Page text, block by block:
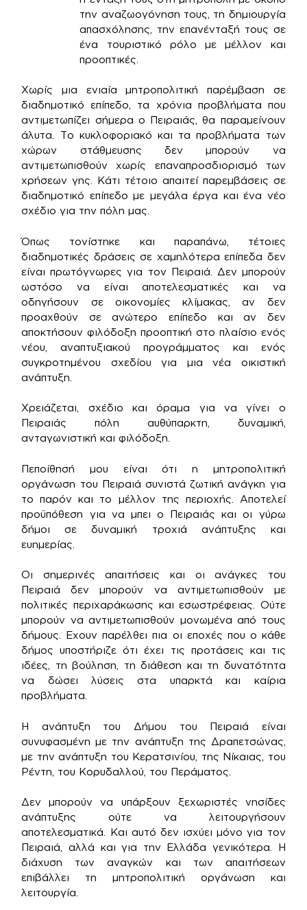
την αναζωογόνηση τους, τη δημιουργία
απασχόλησης, την επανένταξή τους σε
ένα τουριστικό ρόλο με μέλλον και
προοπτικές.
Χωρίς μια ενιαία μητροπολιτική παρέμβαση σε
διαδημοτικό επίπεδο, τα χρόνια προβλήματα που
αντιμετωπίζει σήμερα ο Πειραιάς, θα παραμείνουν
άλυτα. Το κυκλοφοριακό και τα προβλήματα των
χώρων στάθμευσης δεν μπορούν να
αντιμετωπισθούν χωρίς επαναπροσδιορισμό των
χρήσεων γης. Κάτι τέτοιο απαιτεί παρεμβάσεις σε
διαδημοτικό επίπεδο με μεγάλα έργα και ένα νέο
σχέδιο για την πόλη μας.
Όπως τονίστηκε και παραπάνω, τέτοιες
διαδημοτικές δράσεις σε χαμηλότερα επίπεδα δεν
είναι πρωτόγνωρες για τον Πειραιά. Δεν μπορούν
ωστόσο να είναι αποτελεσματικές και να
οδηγήσουν σε οικονομίες κλίμακας, αν δεν
προαχθούν σε ανώτερο επίπεδο και αν δεν
αποκτήσουν φιλόδοξη προοπτική στο πλαίσιο ενός
νέου, αναπτυξιακού προγράμματος και ενός
συγκροτημένου σχεδίου για μια νέα οικιστική
ανάπτυξη.
Χρειάζεται, σχέδιο και όραμα για να γίνει ο
Πειραιάς πόλη αυθύπαρκτη, δυναμική,
ανταγωνιστική και φιλόδοξη.
Πεποίθησή μου είναι ότι η μητροπολιτική
οργάνωση του Πειραιά συνιστά ζωτική ανάγκη για
το παρόν και το μέλλον της περιοχής. Αποτελεί
προϋπόθεση για να μπει ο Πειραιάς και οι γύρω
δήμοι σε δυναμική τροχιά ανάπτυξης και
ευημερίας.
Οι σημερινές απαιτήσεις και οι ανάγκες του
Πειραιά δεν μπορούν να αντιμετωπισθούν με
πολιτικές περιχαράκωσης και εσωστρέφειας. Ούτε
μπορούν να αντιμετωπισθούν μονωμένα από τους
δήμους. Εχουν παρέλθει πια οι εποχές που ο κάθε
δήμος υποστήριζε ότι έχει τις προτάσεις και τις
ιδέες, τη βούληση, τη διάθεση και τη δυνατότητα
να δώσει λύσεις στα υπαρκτά και καίρια
προβλήματα.
Η ανάπτυξη του Δήμου του Πειραιά είναι
συνυφασμένη με την ανάπτυξη της Δραπετσώνας,
με την ανάπτυξη του Κερατσινίου, της Νίκαιας, του
Ρέντη, του Κορυδαλλού, του Περάματος.
Δεν μπορούν να υπάρξουν ξεχωριστές νησίδες
ανάπτυξης ούτε να λειτουργήσουν
αποτελεσματικά. Και αυτό δεν ισχύει μόνο για τον
Πειραιά, αλλά και για την Ελλάδα γενικότερα. Η
διάχυση των αναγκών και των απαιτήσεων
επιβάλλει τη μητροπολιτική οργάνωση και
λειτουργία.